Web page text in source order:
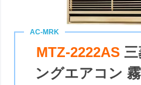
MTZ-2222AS
ングエアコン